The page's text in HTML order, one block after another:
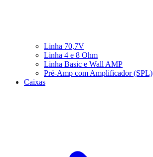
Linha 70,7V
Linha 4 e 8 Ohm
Linha Basic e Wall AMP
Pré-Amp com Amplificador (SPL)
Caixas